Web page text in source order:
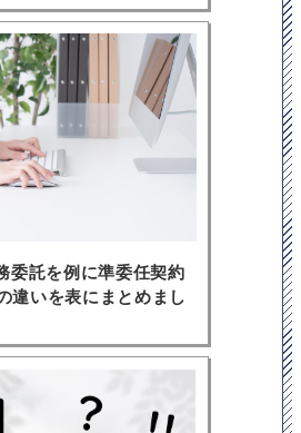
委託を例に準委任契約
違いを表にまとめまし